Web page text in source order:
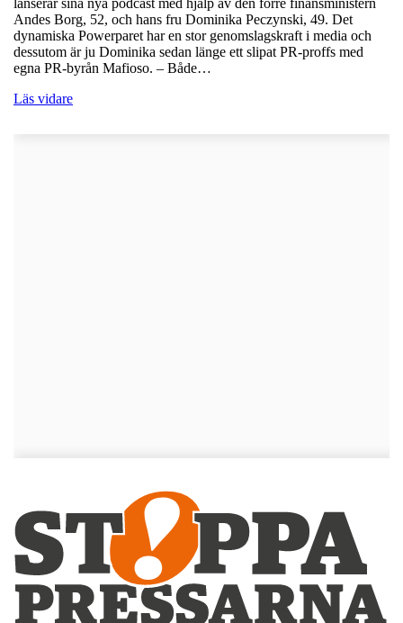
Andes Borg, 52, och hans fru Dominika Peczynski, 49. Det
dynamiska Powerparet har en stor genomslagskraft i media och
dessutom är ju Dominika sedan länge ett slipat PR-proffs med
egna PR-byrån Mafioso. – Både…
Läs vidare